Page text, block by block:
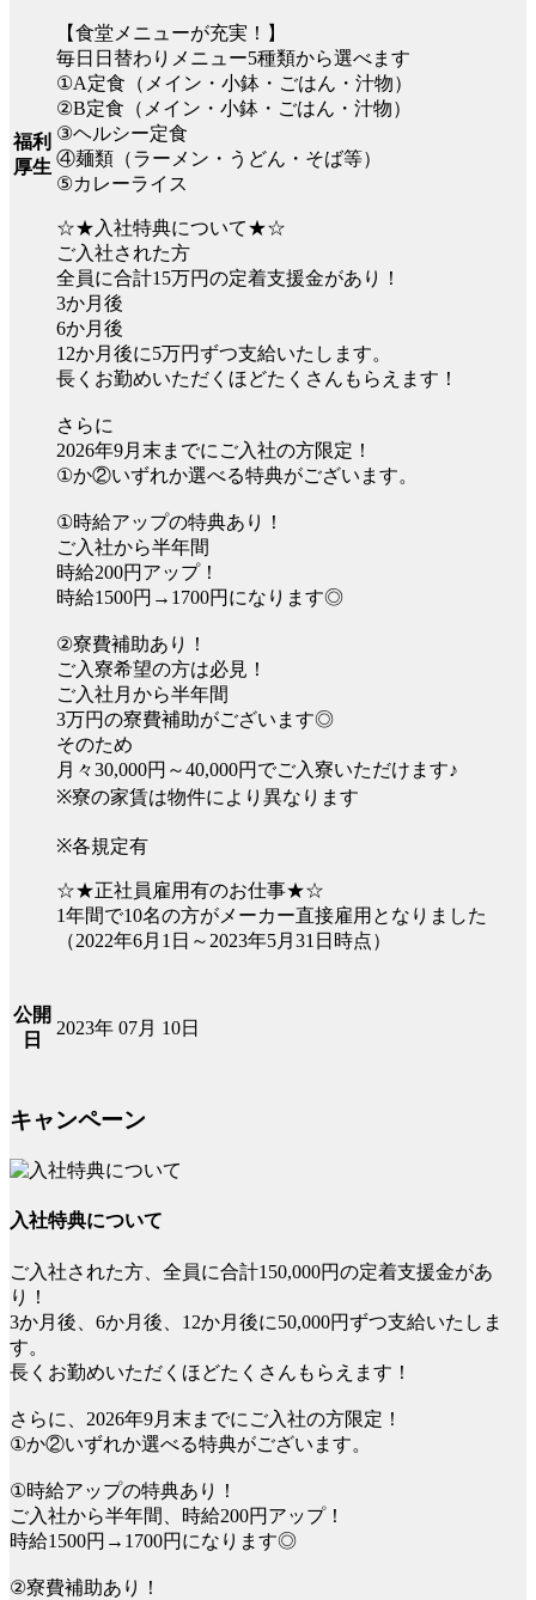
福利
厚生
【食堂メニューが充実！】
毎日日替わりメニュー5種類から選べます
①A定食（メイン・小鉢・ごはん・汁物）
②B定食（メイン・小鉢・ごはん・汁物）
③ヘルシー定食
④麺類（ラーメン・うどん・そば等）
⑤カレーライス
☆★入社特典について★☆
ご入社された方
全員に合計15万円の定着支援金があり！
3か月後
6か月後
12か月後に5万円ずつ支給いたします。
長くお勤めいただくほどたくさんもらえます！
さらに
2026年9月末までにご入社の方限定！
①か②いずれか選べる特典がございます。
①時給アップの特典あり！
ご入社から半年間
時給200円アップ！
時給1500円→1700円になります◎
②寮費補助あり！
ご入寮希望の方は必見！
ご入社月から半年間
3万円の寮費補助がございます◎
そのため
月々30,000円～40,000円でご入寮いただけます♪
※寮の家賃は物件により異なります
※各規定有
☆★正社員雇用有のお仕事★☆
1年間で10名の方がメーカー直接雇用となりました
（2022年6月1日～2023年5月31日時点）
公開
日
2023年 07月 10日
キャンペーン
入社特典について
ご入社された方、全員に合計150,000円の定着支援金があ
り！
3か月後、6か月後、12か月後に50,000円ずつ支給いたしま
す。
長くお勤めいただくほどたくさんもらえます！
さらに、2026年9月末までにご入社の方限定！
①か②いずれか選べる特典がございます。
①時給アップの特典あり！
ご入社から半年間、時給200円アップ！
時給1500円→1700円になります◎
②寮費補助あり！